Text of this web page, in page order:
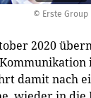
© Erste Group
2020
damit nach